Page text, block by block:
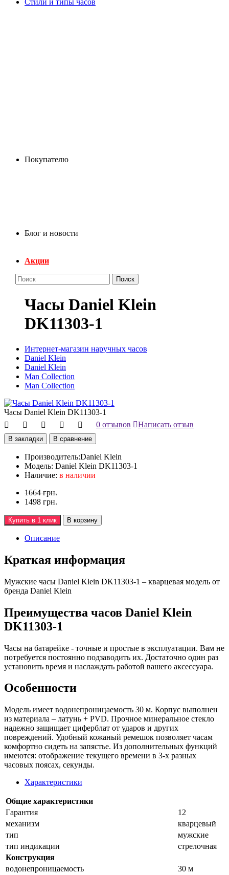
Стили и типы часов
Покупателю
Блог и новости
Акции
Поиск
Часы Daniel Klein
DK11303-1
Интернет-магазин наручных часов
Daniel Klein
Daniel Klein
Man Collection
Man Collection
Часы Daniel Klein DK11303-1
0 отзывов
Написать отзыв
В закладки В сравнение
Производитель:Daniel Klein
Модель: Daniel Klein DK11303-1
Наличие: в наличии
1664 грн.
1498 грн.
Купить в 1 клик В корзину
Описание
Краткая информация
Мужские часы Daniel Klein DK11303-1 – кварцевая модель от
бренда Daniel Klein
Преимущества часов Daniel Klein
DK11303-1
Часы на батарейке - точные и простые в эксплуатации. Вам не
потребуется постоянно подзаводить их. Достаточно один раз
установить время и наслаждать работой вашего аксессуара.
Особенности
Модель имеет водонепроницаемость 30 м. Корпус выполнен
из материала – латунь + PVD. Прочное минеральное стекло
надежно защищает циферблат от ударов и других
повреждений. Удобный кожаный ремешок позволяет часам
комфортно сидеть на запястье. Из дополнительных функций
имеются: отображение текущего времени в 3-х разных
часовых поясах, секунды.
Характеристики
Общие характеристики
Гарантия
12
механизм
кварцевый
тип
мужские
тип индикации
стрелочная
Конструкция
водонепроницаемость
30 м